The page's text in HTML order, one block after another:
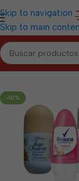
Skip to navigation
Skip to main
/CIEGO DE
-10%